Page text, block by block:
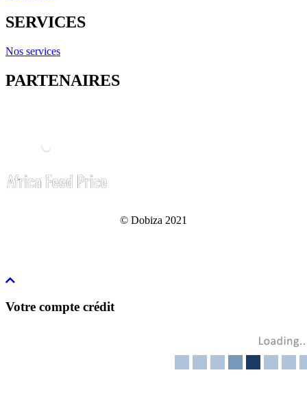
SERVICES
Nos services
PARTENAIRES
© Dobiza 2021
Votre compte crédit